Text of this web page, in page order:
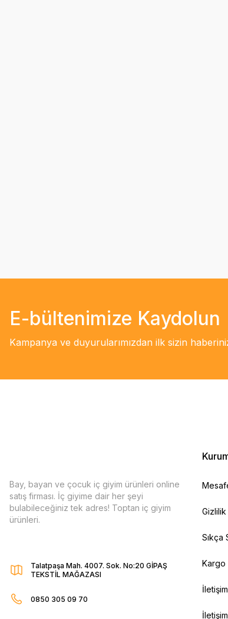
E-bültenimize Kaydolun
Kampanya ve duyurularımızdan ilk sizin
Bay, bayan ve çocuk iç giyim ürünleri online
satış firması. İç giyime dair her şeyi
bulabileceğiniz tek adres! Toptan iç giyim
ürünleri.
Talatpaşa Mah. 4007. Sok. No:20 GİPAŞ
TEKSTİL MAĞAZASI
0850 305 09 70
Sıkça
Kargo
İletişim